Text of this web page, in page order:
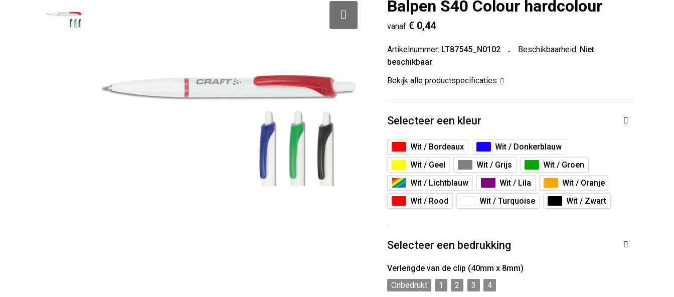
Balpen S40 Colour hardcolour
vanaf € 0,44
Artikelnummer: LT87545_N0102 Beschikbaarheid: Niet
beschikbaar
Bekijk alle productspecificaties
Selecteer een kleur
Wit / Bordeaux
Wit / Donkerblauw
Wit / Geel
Wit / Grijs
Wit / Groen
Wit / Lichtblauw
Wit / Lila
Wit / Oranje
Wit / Rood
Wit / Turquoise Wit / Zwart
Selecteer een bedrukking
Verlengde van de clip (40mm x 8mm)
Onbedrukt
1 2 3
4